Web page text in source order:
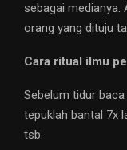
sebagai medianya.
orang yang dituju
Cara ritual ilmu
Sebelum tidur
tepuklah bantal 7x
tsb.